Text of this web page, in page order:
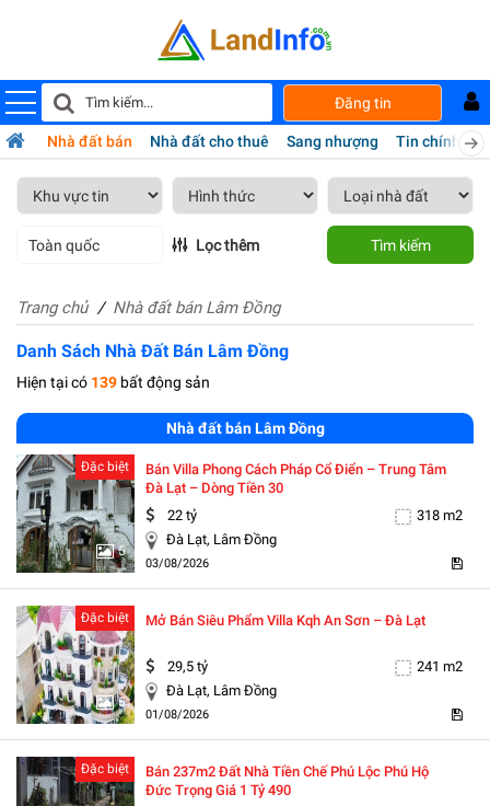
Đăng tin
Nhà đất bán Nhà đất cho thuê Sang nhượng Tin chính chủ
Toàn quốc Lọc thêm Tìm kiếm
Trang chủ Nhà đất bán Lâm Đồng
Danh Sách Nhà Đất Bán Lâm Đồng
Hiện tại có 139 bất động sản
Nhà đất bán Lâm Đồng
5
Đặc biệt
Bán Villa Phong Cách Pháp Cổ Điển – Trung Tâm
Đà Lạt – Dòng Tiền 30
22 tỷ
318 m2
Đà Lạt, Lâm Đồng
03/08/2026
5
Đặc biệt Mở Bán Siêu Phẩm Villa Kqh An Sơn – Đà Lạt
29,5 tỷ
241 m2
Đà Lạt, Lâm Đồng
01/08/2026
Đặc biệt
Bán 237m2 Đất Nhà Tiền Chế Phú Lộc Phú Hộ
Đức Trọng Giá 1 Tỷ 490